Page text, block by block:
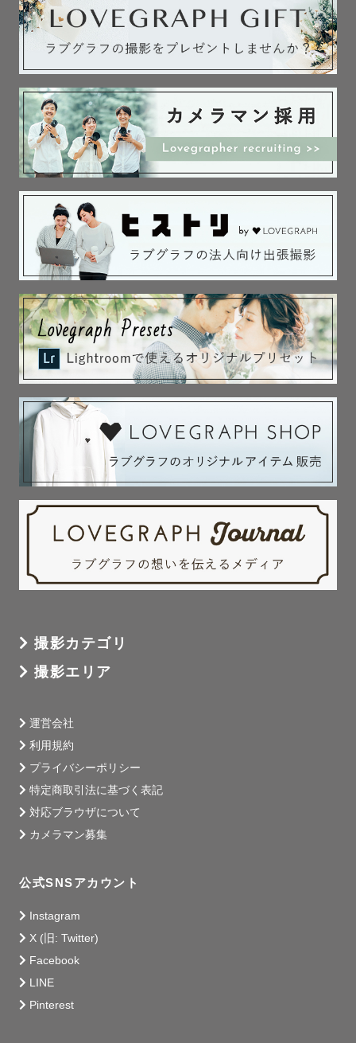
撮影カテゴリ
撮影エリア
運営会社
利用規約
プライバシーポリシー
特定商取引法に基づく表記
対応ブラウザについて
カメラマン募集
公式SNSアカウント
Instagram
X (旧: Twitter)
Facebook
LINE
Pinterest